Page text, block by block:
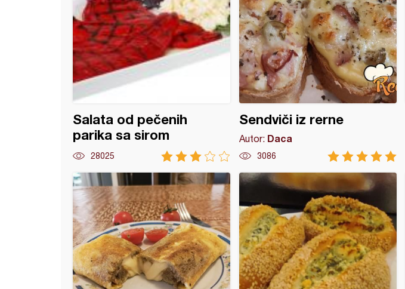
Salata od pečenih
parika sa sirom
28025
Sendviči iz rerne
Autor: Daca
3086
u prelivu sa sirom